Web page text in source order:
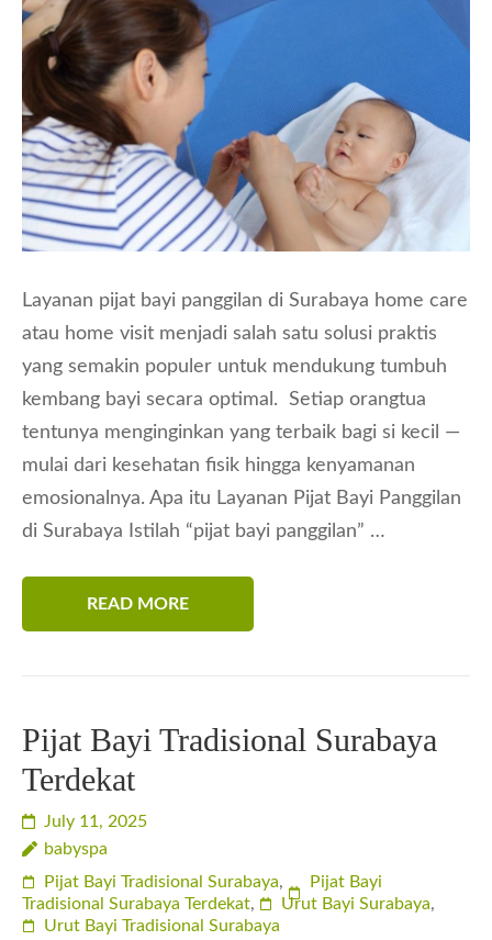
Layanan pijat bayi panggilan di Surabaya home care
atau home visit menjadi salah satu solusi praktis
yang semakin populer untuk mendukung tumbuh
kembang bayi secara optimal. Setiap orangtua
tentunya menginginkan yang terbaik bagi si kecil —
mulai dari kesehatan fisik hingga kenyamanan
emosionalnya. Apa itu Layanan Pijat Bayi Panggilan
di Surabaya Istilah “pijat bayi panggilan” …
READ MORE
Pijat Bayi Tradisional Surabaya
Terdekat
July 11, 2025
babyspa
Pijat Bayi Tradisional Surabaya,
Pijat Bayi
Tradisional Surabaya Terdekat, Urut Bayi Surabaya,
Urut Bayi Tradisional Surabaya